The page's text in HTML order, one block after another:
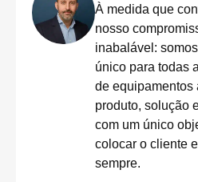
À medida que
nosso
inabalável:
único para todas
de equipamentos
produto, solução
com um único
colocar o cliente
sempre.